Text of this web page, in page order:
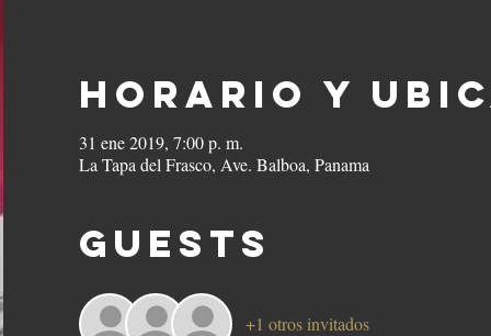
Horario y
31 ene 2019, 7:00 p. m.
La Tapa del Frasco, Ave. Balboa, Panama
Guests
+1 otros invitados